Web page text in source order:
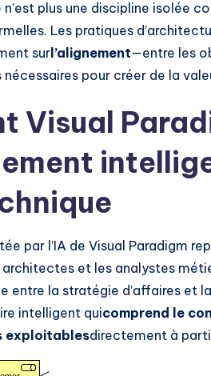
plus une discipline isolée
Les pratiques
sur l’alignement—entre les
pour créer de la
Visual
par l’IA de Visual Paradigm
et les analystes
entre la stratégie d’affaires et
intelligent quicomprend le
exploitablesdirectement à